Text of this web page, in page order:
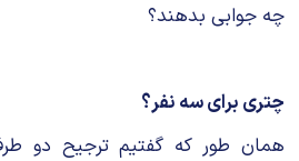
چه جوابی بدهند؟
چتری برای سه نفر؟
همان طور که گفتیم ترجیح دو